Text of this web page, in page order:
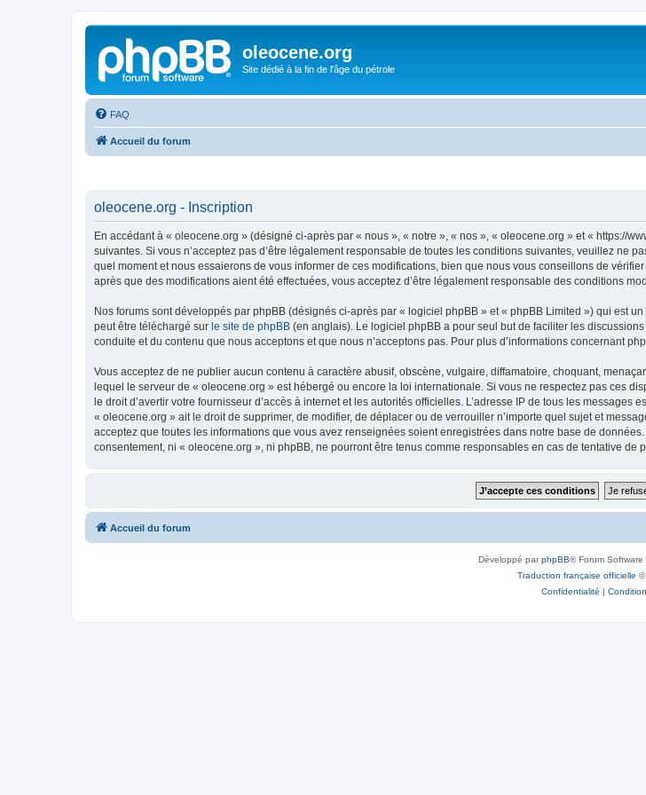
oleocene.org
Site dédié à la fin de l'âge du pétrole
FAQ
Accueil du forum
oleocene.org - Inscription
En accédant à « oleocene.org » (désigné ci-après par « nous », « notre », « nos », « oleocene.org » et « https://
suivantes. Si vous n’acceptez pas d’être légalement responsable de toutes les conditions suivantes, veuillez ne
quel moment et nous essaierons de vous informer de ces modifications, bien que nous vous conseillons de
après que des modifications aient été effectuées, vous acceptez d’être légalement responsable des conditions
Nos forums sont développés par phpBB (désignés ci-après par « logiciel phpBB » et « phpBB Limited ») qui est
peut être téléchargé sur le site de phpBB (en anglais). Le logiciel phpBB a pour seul but de faciliter les
conduite et du contenu que nous acceptons et que nous n’acceptons pas. Pour plus d’informations concernant
Vous acceptez de ne publier aucun contenu à caractère abusif, obscène, vulgaire, diffamatoire, choquant,
lequel le serveur de « oleocene.org » est hébergé ou encore la loi internationale. Si vous ne respectez pas ces
le droit d’avertir votre fournisseur d’accès à internet et les autorités officielles. L’adresse IP de tous les
« oleocene.org » ait le droit de supprimer, de modifier, de déplacer ou de verrouiller n’importe quel sujet et
acceptez que toutes les informations que vous avez renseignées soient enregistrées dans notre base de
consentement, ni « oleocene.org », ni phpBB, ne pourront être tenus comme responsables en cas de tentative de
Accueil du forum
Développé parphpBB® Forum
Traduction française officielle ©
Confidentialité |